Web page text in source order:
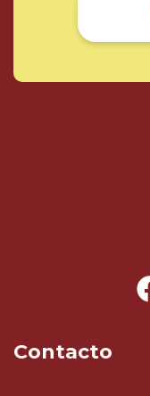
Contacto